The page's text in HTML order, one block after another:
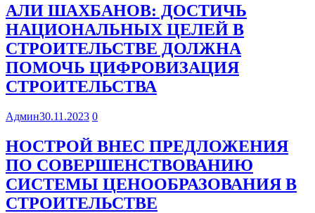
АЛИ ШАХБАНОВ: ДОСТИЧЬ
НАЦИОНАЛЬНЫХ ЦЕЛЕЙ В
СТРОИТЕЛЬСТВЕ ДОЛЖНА
ПОМОЧЬ ЦИФРОВИЗАЦИЯ
СТРОИТЕЛЬСТВА
Админ30.11.2023 0
НОСТРОЙ ВНЕС ПРЕДЛОЖЕНИЯ
ПО СОВЕРШЕНСТВОВАНИЮ
СИСТЕМЫ ЦЕНООБРАЗОВАНИЯ В
СТРОИТЕЛЬСТВЕ